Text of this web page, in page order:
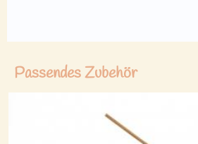
Passendes Zubehör